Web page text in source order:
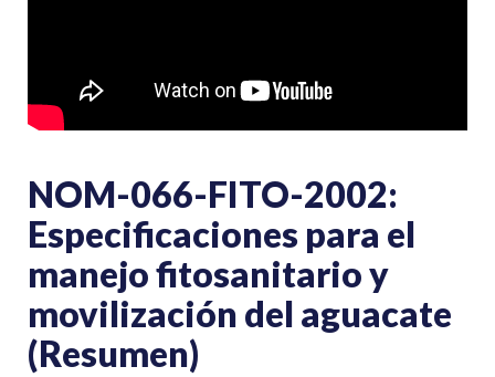
NOM-066-FITO-2002:
Especificaciones para el
manejo fitosanitario y
movilización del aguacate
(Resumen)